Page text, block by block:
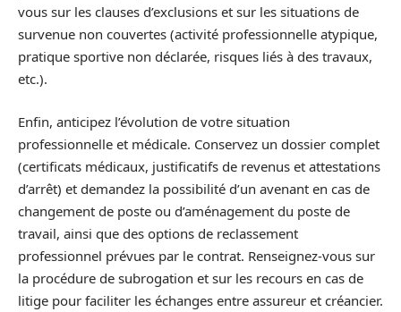
vous sur les clauses d’exclusions et sur les situations de
survenue non couvertes (activité professionnelle atypique,
pratique sportive non déclarée, risques liés à des travaux,
etc.).
Enfin, anticipez l’évolution de votre situation
professionnelle et médicale. Conservez un dossier complet
(certificats médicaux, justificatifs de revenus et attestations
d’arrêt) et demandez la possibilité d’un avenant en cas de
changement de poste ou d’aménagement du poste de
travail, ainsi que des options de reclassement
professionnel prévues par le contrat. Renseignez-vous sur
la procédure de subrogation et sur les recours en cas de
litige pour faciliter les échanges entre assureur et créancier.